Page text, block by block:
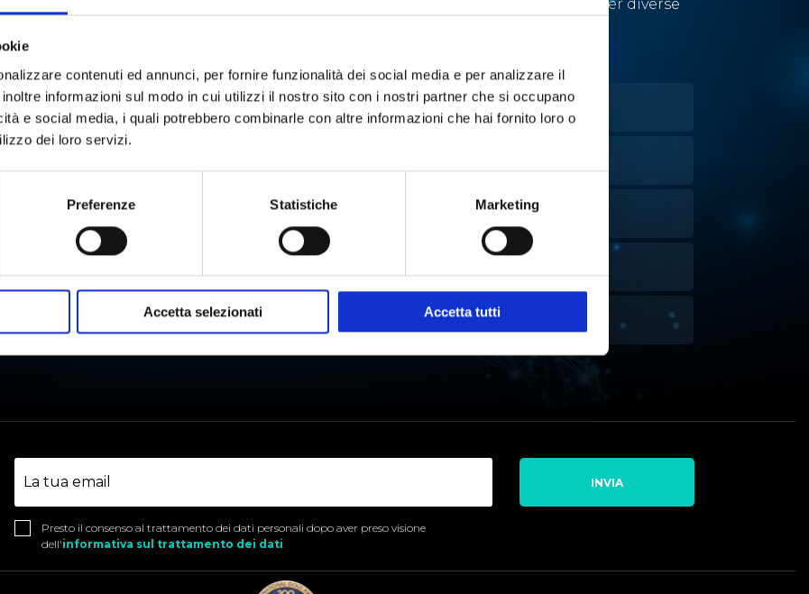
contenuti ed annunci, per fornire funzionalità dei social media e per analizzare il
informazioni sul modo in cui utilizzi il nostro sito con i nostri partner che si occupano
e social media, i quali potrebbero combinarle con altre informazioni che hai fornito loro o
dei loro servizi.
Preferenze Statistiche Marketing
Accetta selezionati Accetta tutti
tecnologie e strumenti per diverse
COLTURE CELLULARI
LIOFILIZZAZIONE MANIPOLAZIONE LIQUIDI
STABILITÀ TARTARICA TITOLAZIONE
Presto il consenso al trattamento dei dati personali dopo aver preso visione
dell'informativa sul trattamento dei dati
INVIA